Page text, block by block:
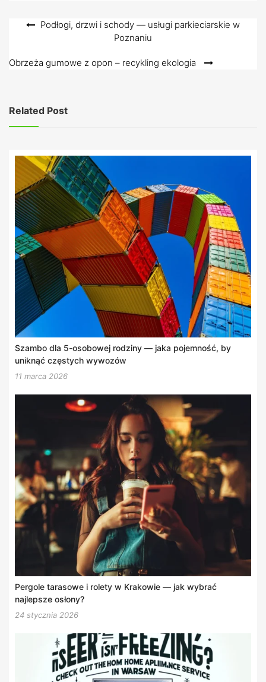
Nawigacja
Podłogi, drzwi i schody — usługi parkieciarskie w
Poznaniu
Obrzeża gumowe z opon – recykling ekologia
Related Post
Szambo dla 5-osobowej rodziny — jaka pojemność, by
uniknąć częstych wywozów
11 marca 2026
Pergole tarasowe i rolety w Krakowie — jak wybrać
najlepsze osłony?
24 stycznia 2026